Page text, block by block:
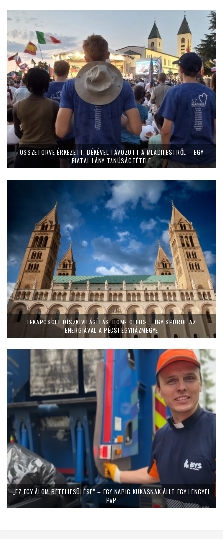
ÖSSZETÖRVE ÉRKEZETT, BÉKÉVEL TÁVOZOTT A MLADIFESTRŐL – EGY
FIATAL LÁNY TANÚSÁGTÉTELE
LEKAPCSOLT DÍSZKIVILÁGÍTÁS, HOME OFFICE – ÍGY SPÓROL AZ
ENERGIÁVAL A PÉCSI EGYHÁZMEGYE
„EZ EGY ÁLOM BETELJESÜLÉSE” – EGY NAPIG KUKÁSNAK ÁLLT EGY LENGYEL
PAP